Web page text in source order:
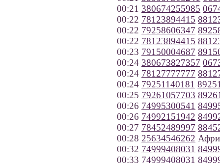
00:21 380674255985
00:22 78123894415
00:22 79258606347
00:22 78123894415
00:23 79150004687
00:24 380673827357
00:24 78127777777
00:24 79251140181
00:25 79261057703
00:26 74995300541
00:26 74992151942
00:27 78452489997
00:28 25634546262
00:32 74999408031
00:33 74999408031